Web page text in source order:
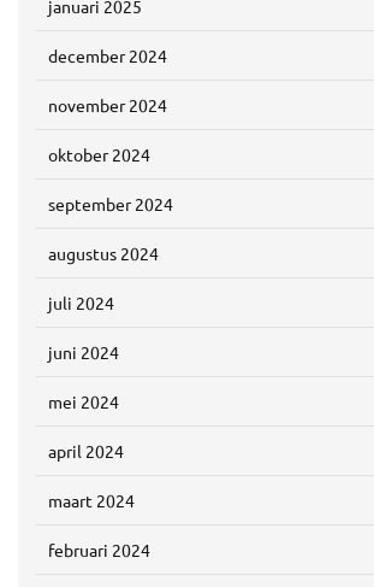
januari 2025
december 2024
november 2024
oktober 2024
september 2024
augustus 2024
juli 2024
juni 2024
mei 2024
april 2024
maart 2024
februari 2024